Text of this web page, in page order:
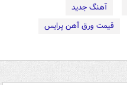
آهنگ جدید
قیمت ورق آهن پرایس